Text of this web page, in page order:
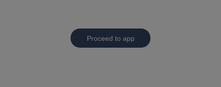
Proceed to app